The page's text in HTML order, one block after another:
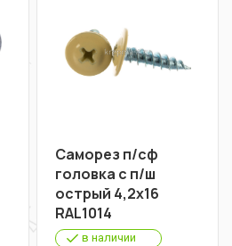
Саморез п/сф
головка с п/ш
острый 4,2х16
RAL1014
в наличии